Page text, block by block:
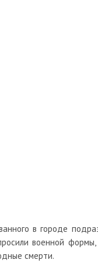
в городе
военной
смерти.